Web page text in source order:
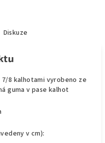
Diskuze
7/8 kalhotami vyrobeno ze
guma v pase kalhot
v cm):